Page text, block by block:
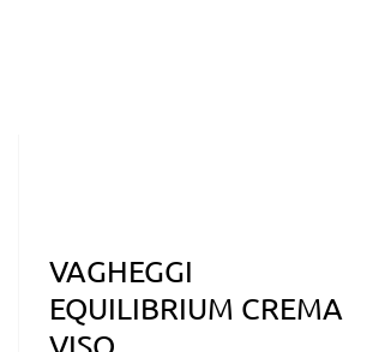
VAGHEGGI
EQUILIBRIUM CREMA